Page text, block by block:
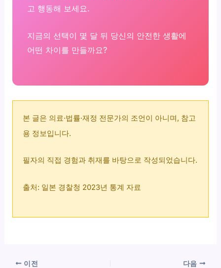
고 행동해 보세요.
지금의 선택이 몇 달 뒤 당신의 안전한 생활에
어떤 차이를 만들까요?
본 글은 의료·법률·재정 전문가의 조언이 아니며, 참고
용 정보입니다.
필자의 직접 경험과 취재를 바탕으로 작성되었습니다.
출처: 일본 경찰청 2023년 통계 자료
이전 다음